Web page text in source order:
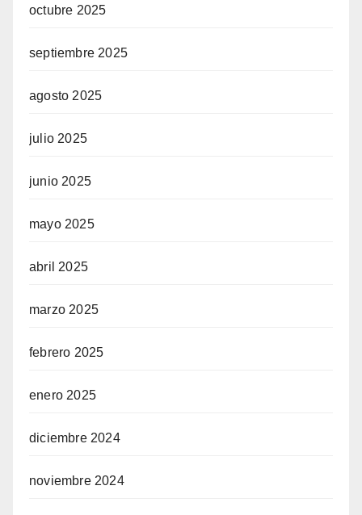
octubre 2025
septiembre 2025
agosto 2025
julio 2025
junio 2025
mayo 2025
abril 2025
marzo 2025
febrero 2025
enero 2025
diciembre 2024
noviembre 2024